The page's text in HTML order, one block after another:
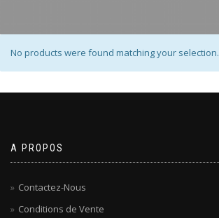
No products were found matching your selection.
A PROPOS
Contactez-Nous
Conditions de Vente